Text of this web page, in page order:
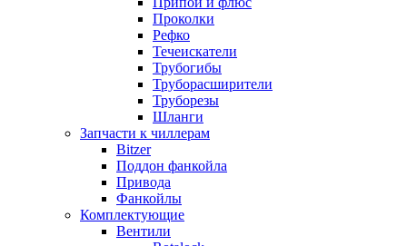
Проколки
Рефко
Течеискатели
Трубогибы
Труборасширители
Труборезы
Шланги
Запчасти к чиллерам
Bitzer
Поддон фанкойла
Привода
Фанкойлы
Комплектующие
Вентили